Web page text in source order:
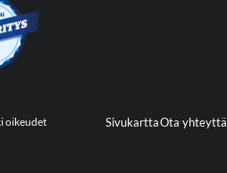
oikeudet
SivukarttaOta yhteyttä